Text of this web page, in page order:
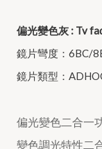
偏光變色灰 : Tv
鏡片彎度：6BC/
鏡片類型：
偏光變色二合一
變色調光特性二